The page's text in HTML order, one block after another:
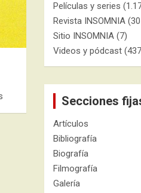
Películas y series
Revista INSOMNIA
Sitio INSOMNIA (7)
Videos y pódcast
Secciones
Artículos
Bibliografía
Biografía
Filmografía
Galería